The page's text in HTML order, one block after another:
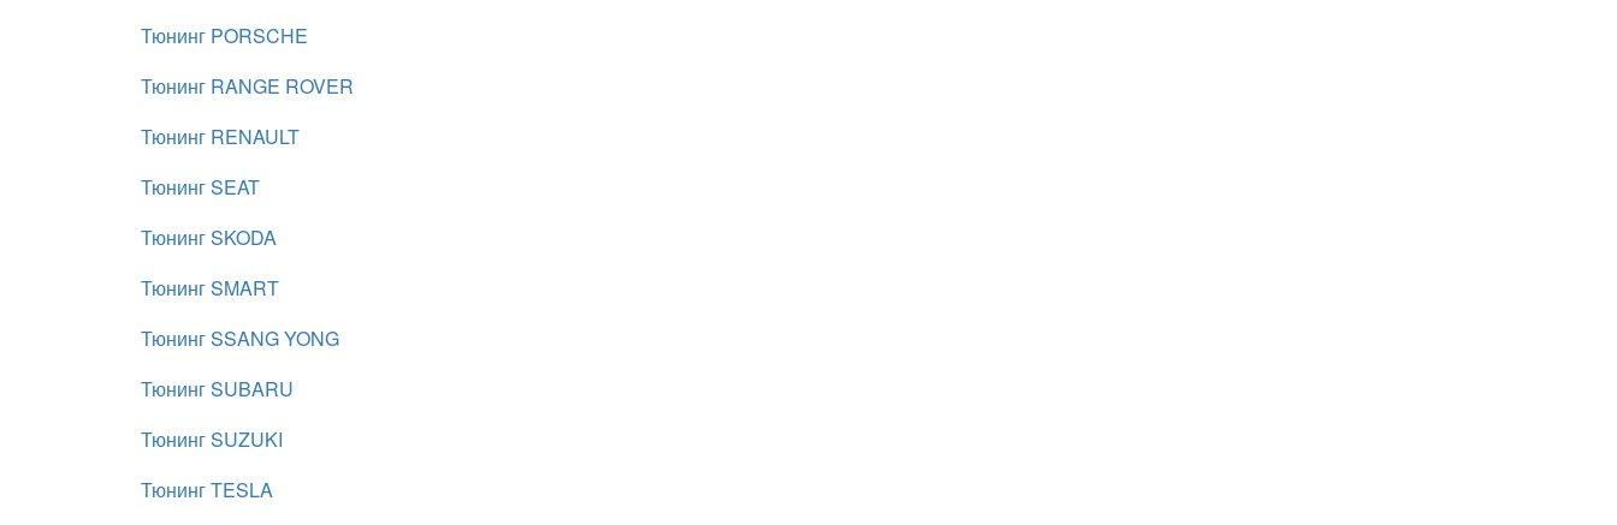
Тюнинг PORSCHE
Тюнинг RANGE ROVER
Тюнинг RENAULT
Тюнинг SEAT
Тюнинг SKODA
Тюнинг SMART
Тюнинг SSANG YONG
Тюнинг SUBARU
Тюнинг SUZUKI
Тюнинг TESLA